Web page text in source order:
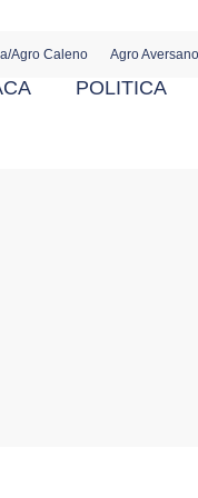
Agro Caleno Agro
POLITICA